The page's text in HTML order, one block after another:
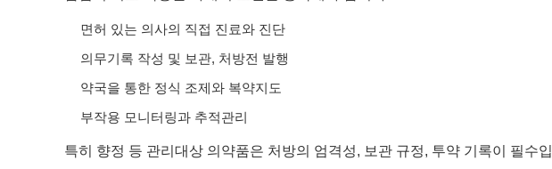
면허 있는 의사의 직접 진료와 진단
의무기록 작성 및 보관, 처방전 발행
약국을 통한 정식 조제와 복약지도
부작용 모니터링과 추적관리
특히 향정 등 관리대상 의약품은 처방의 엄격성, 보관 규정, 투약 기록이 필수